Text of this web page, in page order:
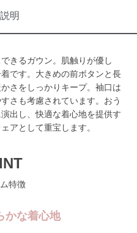
明
きるガウン。肌触りが優し
です。大きめの前ボタンと長
さをしっかりキープ。袖口は
さも考慮されています。おう
出し、快適な着心地を提供す
アとして重宝します。
特徴
かな着心地